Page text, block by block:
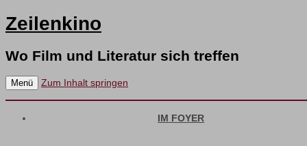
Zeilenkino
Wo Film und Literatur sich treffen
Menü Zum Inhalt springen
IM FOYER